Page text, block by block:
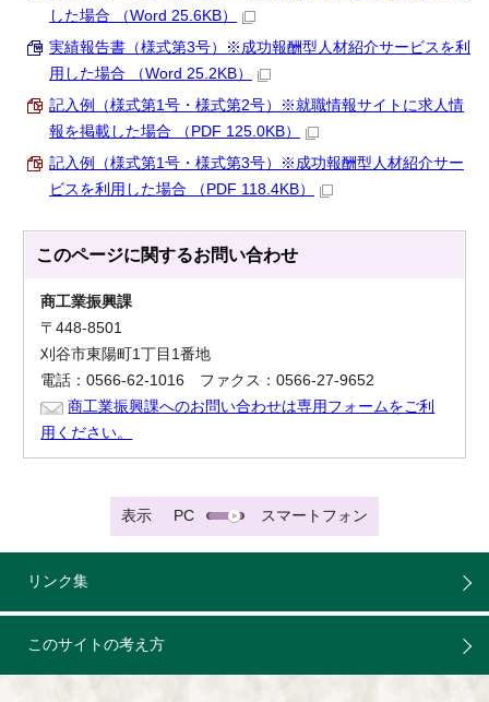
した場合 （Word 25.6KB）
実績報告書（様式第3号）※成功報酬型人材紹介サービスを利
用した場合 （Word 25.2KB）
記入例（様式第1号・様式第2号）※就職情報サイトに求人情
報を掲載した場合 （PDF 125.0KB）
記入例（様式第1号・様式第3号）※成功報酬型人材紹介サー
ビスを利用した場合 （PDF 118.4KB）
このページに関するお問い合わせ
商工業振興課
〒448-8501
刈谷市東陽町1丁目1番地
電話：0566-62-1016 ファクス：0566-27-9652
商工業振興課へのお問い合わせは専用フォームをご利
用ください。
表示 PC スマートフォン
リンク集
このサイトの考え方